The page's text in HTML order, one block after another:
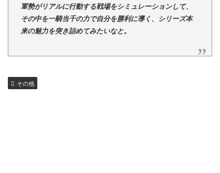
軍勢がリアルに行動する戦場をシミュレーションして、
その中を一騎当千の力で自分を勝利に導く、シリーズ本
来の魅力を突き詰めてみたいなと。
その他